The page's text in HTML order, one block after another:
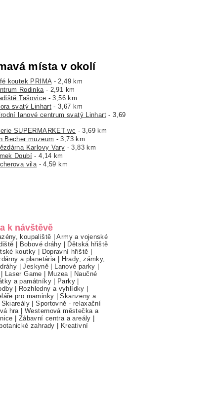
místa v okolí
koutek PRIMA- 2,49 km
Rodinka- 2,91 km
Tašovice - 3,56 km
svatý Linhart - 3,67 km
lanové centrum svatý Linhart - 3,69
SUPERMARKET wc - 3,69 km
Becher muzeum - 3,73 km
Karlovy Vary - 3,83 km
Doubí - 4,14 km
vila- 4,59 km
k návštěvě
koupaliště |Army a vojenské
| Bobové dráhy | Dětská hřiště
koutky | Dopravní hřiště |
a planetária | Hrady, zámky,
|Jeskyně | Lanové parky |
| Laser Game | Muzea | Naučné
a památníky| Parky |
| Rozhledny a vyhlídky |
pro maminky |Skanzeny a
Skiareály |Sportovně - relaxační
hra |Westernová městečka a
| Zábavní centra a areály |
zahrady | Kreativní